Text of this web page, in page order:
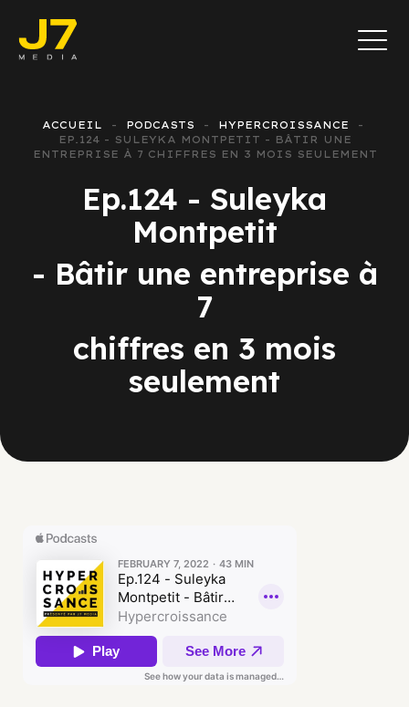
ACCUEIL PODCASTS
HYPERCROISSANCE
EP.124 - SULEYKA MONTPETIT - BÂTIR UNE
ENTREPRISE À 7 CHIFFRES EN 3 MOIS SEULEMENT
Ep.124 - Suleyka
Montpetit
- Bâtir une entreprise à
7
chiffres en 3 mois
seulement